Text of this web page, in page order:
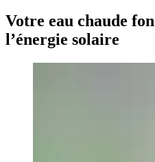
Votre eau chaude
l’énergie solaire